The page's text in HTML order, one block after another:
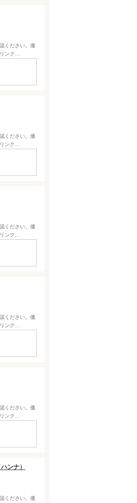
ください。価
ンク…
ください。価
ンク…
ください。価
ンク…
ください。価
ンク…
ください。価
ンク…
ンナ）
ください。価